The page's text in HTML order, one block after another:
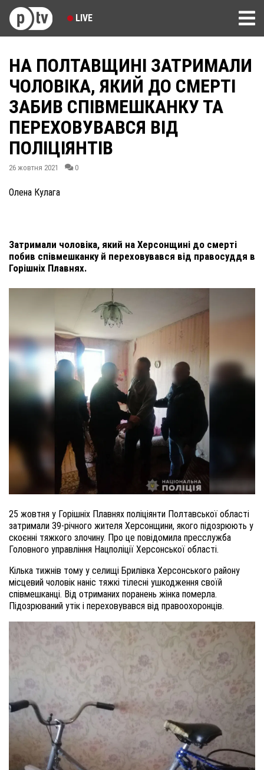
LIVE
НА ПОЛТАВЩИНІ ЗАТРИМАЛИ
ЧОЛОВІКА, ЯКИЙ ДО СМЕРТІ
ЗАБИВ СПІВМЕШКАНКУ ТА
ПЕРЕХОВУВАВСЯ ВІД
ПОЛІЦІЯНТІВ
26 жовтня 2021 0
Олена Кулага
Затримали чоловіка, який на Херсонщині до смерті
побив співмешканку й переховувався від правосуддя в
Горішніх Плавнях.
25 жовтня у Горішніх Плавнях поліціянти Полтавської області
затримали 39-річного жителя Херсонщини, якого підозрюють у
скоєнні тяжкого злочину. Про це повідомила пресслужба
Головного управління Нацполіції Херсонської області.
Кілька тижнів тому у селищі Брилівка Херсонського району
місцевий чоловік наніс тяжкі тілесні ушкодження своїй
співмешканці. Від отриманих поранень жінка померла.
Підозрюваний утік і переховувався від правоохоронців.